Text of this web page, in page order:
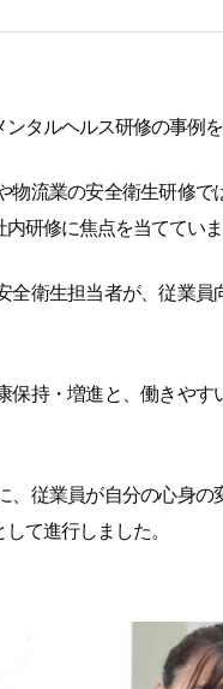
タルヘルス研修の事例を
物流業の安全衛生研修
研修に焦点を当てていま
全衛生担当者が、従業
保持・増進と、働きや
、従業員が自分の心身
て進行しました。